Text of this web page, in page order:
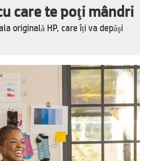
care te poţi mândri
originală HP, care îți va depăşi